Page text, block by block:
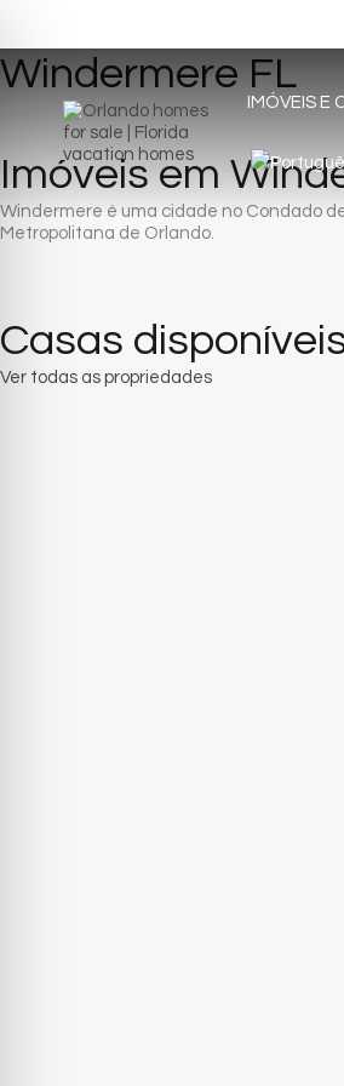
IMÓVEIS E
Windermere FL
Imóveis em
Windermere é uma cidade no Condado
Metropolitana de Orlando.
Casas
Ver todas as propriedades